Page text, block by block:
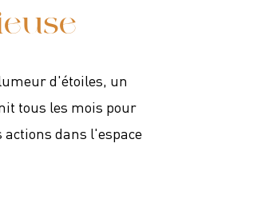
d'étoiles, un
tous les mois pour
dans l'espace